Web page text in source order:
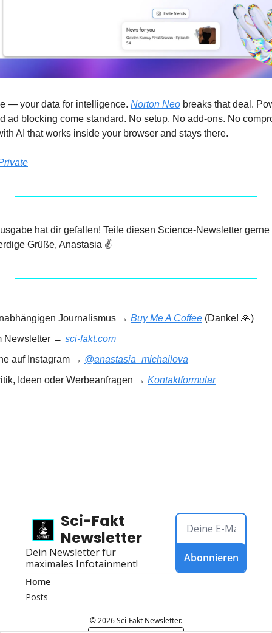
— your data for intelligence. Norton Neo breaks that deal.
ad blocking come standard. No setup. No add-ons. No
AI that works inside your browser and stays there.
hat dir gefallen! Teile diesen Science-Newsletter
Grüße, Anastasia ✌️
Journalismus → Buy Me A Coffee (Danke! 🙏)
Newsletter → sci-fakt.com
auf Instagram → @anastasia_michailova
Ideen oder Werbeanfragen → Kontaktformular
Sci-Fakt
Newsletter
Dein Newsletter für
maximales Infotainment!
Abonnieren
Home
Posts
© 2026 Sci-Fakt Newsletter.